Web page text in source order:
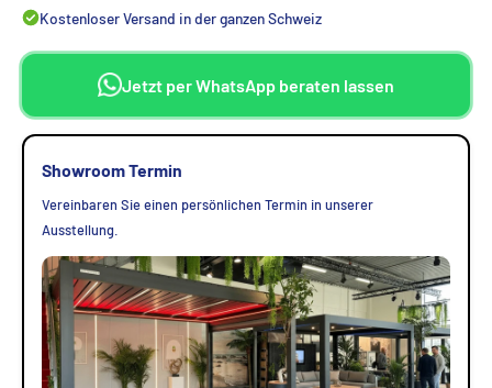
Kostenloser Versand in der ganzen Schweiz
Jetzt per WhatsApp beraten lassen
Showroom Termin
Vereinbaren Sie einen persönlichen Termin in unserer
Ausstellung.